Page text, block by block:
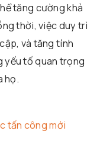
tăng cường khả
thời, việc duy trì
và tăng tính
yếu tố quan trọng
họ.
tấn công mới